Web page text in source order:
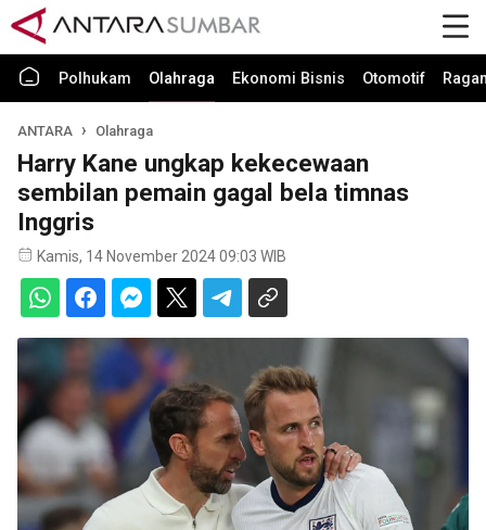
Polhukam Olahraga Ekonomi Bisnis Otomotif
ANTARA Olahraga
Harry Kane ungkap kekecewaan
sembilan pemain gagal bela timnas
Inggris
Kamis, 14 November 2024 09:03 WIB